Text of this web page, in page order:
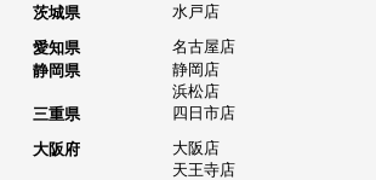
茨城県
水戸店
愛知県
名古屋店
静岡県
静岡店
浜松店
三重県
四日市店
大阪府
大阪店
天王寺店